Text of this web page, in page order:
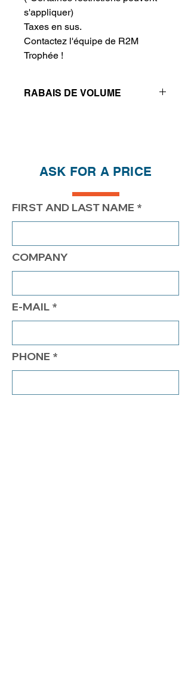
s'appliquer)
Taxes en sus.
Contactez l'équipe de R2M
Trophée !
RABAIS DE VOLUME
PRIX 500.00$ 450.00$ 417.00$
ASK FOR A PRICE
FIRST AND LAST NAME
COMPANY
E-MAIL
PHONE